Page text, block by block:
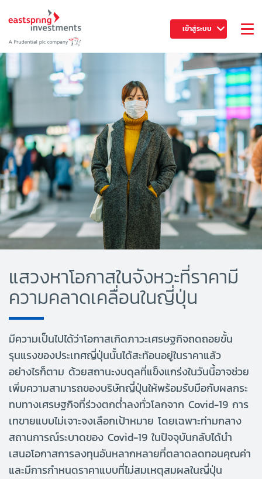
เข้าสู่ระบบ
แสวงหาโอกาสในจังหวะที่ราคามี
ความคลาดเคลื่อนในญี่ปุ่น
มีความเป็นไปได้ว่าโอกาสเกิดภาวะเศรษฐกิจถดถอยขั้น
รุนแรงของประเทศญี่ปุ่นนั้นได้สะท้อนอยู่ในราคาแล้ว
อย่างไรก็ตาม ด้วยสถานะงบดุลที่แข็งแกร่งในวันนี้อาจช่วย
เพิ่มความสามารถของบริษัทญี่ปุ่นให้พร้อมรับมือกับผลกระ
ทบทางเศรษฐกิจที่ร่วงตกต่ำลงทั่วโลกจาก Covid-19 การ
เทขายแบบไม่เจาะจงเลือกเป้าหมาย โดยเฉพาะท่ามกลาง
สถานการณ์ระบาดของ Covid-19 ในปัจจุบันกลับได้นำ
เสนอโอกาสการลงทุนอันหลากหลายที่ตลาดลดทอนคุณค่า
และมีการกำหนดราคาแบบที่ไม่สมเหตุสมผลในญี่ปุ่น